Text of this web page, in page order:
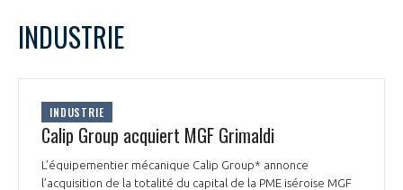
INDUSTRIE
INDUSTRIE
Calip Group acquiert MGF Grimaldi
L’équipementier mécanique Calip Group* annonce
l’acquisition de la totalité du capital de la PME iséroise MGF